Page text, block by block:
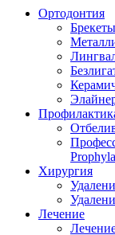
Ортодонтия
Хирургия
Лечение